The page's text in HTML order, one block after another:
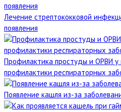
Лечение стрептококковой
появления
Профилактика простуды и ОРВИ у
профилактики респираторных
Появление кашля из-за